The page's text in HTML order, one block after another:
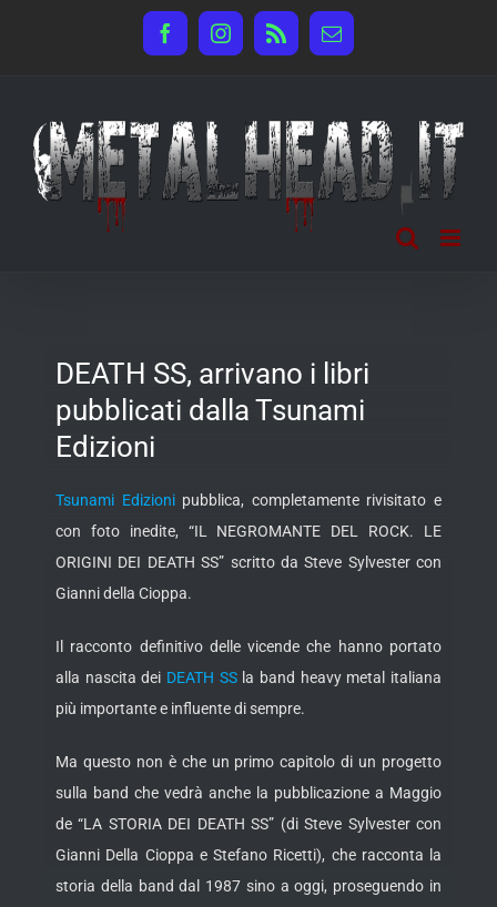
FacebookInstagram
Rss Email
DEATH SS, arrivano i libri
pubblicati dalla Tsunami
Edizioni
Tsunami Edizionipubblica, completamente rivisitato e
con foto inedite, “IL NEGROMANTE DEL ROCK. LE
ORIGINI DEI DEATH SS” scritto da Steve Sylvester con
Gianni della Cioppa.
Il racconto definitivo delle vicende che hanno portato
alla nascita dei DEATH SSla band heavy metal italiana
più importante e influente di sempre.
Ma questo non è che un primo capitolo di un progetto
sulla band che vedrà anche la pubblicazione a Maggio
de “LA STORIA DEI DEATH SS” (di Steve Sylvester con
Gianni Della Cioppa e Stefano Ricetti), che racconta la
storia della band dal 1987 sino a oggi, proseguendo in